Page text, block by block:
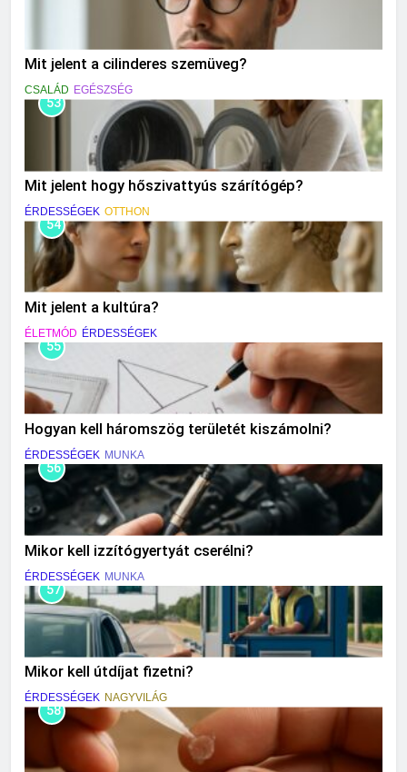
Mit jelent a cilinderes szemüveg?
CSALÁD EGÉSZSÉG
53
Mit jelent hogy hőszivattyús szárítógép?
ÉRDESSÉGEK OTTHON
54
Mit jelent a kultúra?
ÉLETMÓD ÉRDESSÉGEK
55
Hogyan kell háromszög területét kiszámolni?
ÉRDESSÉGEK MUNKA
56
Mikor kell izzítógyertyát cserélni?
ÉRDESSÉGEK MUNKA
57
Mikor kell útdíjat fizetni?
ÉRDESSÉGEK NAGYVILÁG
58